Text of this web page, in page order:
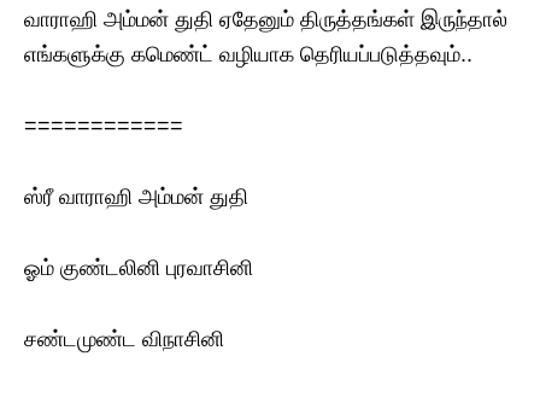
வாராஹி அம்மன் துதி ஏதேனும் திருத்தங்கள் இருந்தால்
எங்களுக்கு கமெண்ட் வழியாக தெரியப்படுத்தவும்..
============
ஸ்ரீ வாராஹி அம்மன் துதி
ஓம் குண்டலினி புரவாசினி
சண்டமுண்ட விநாசினி